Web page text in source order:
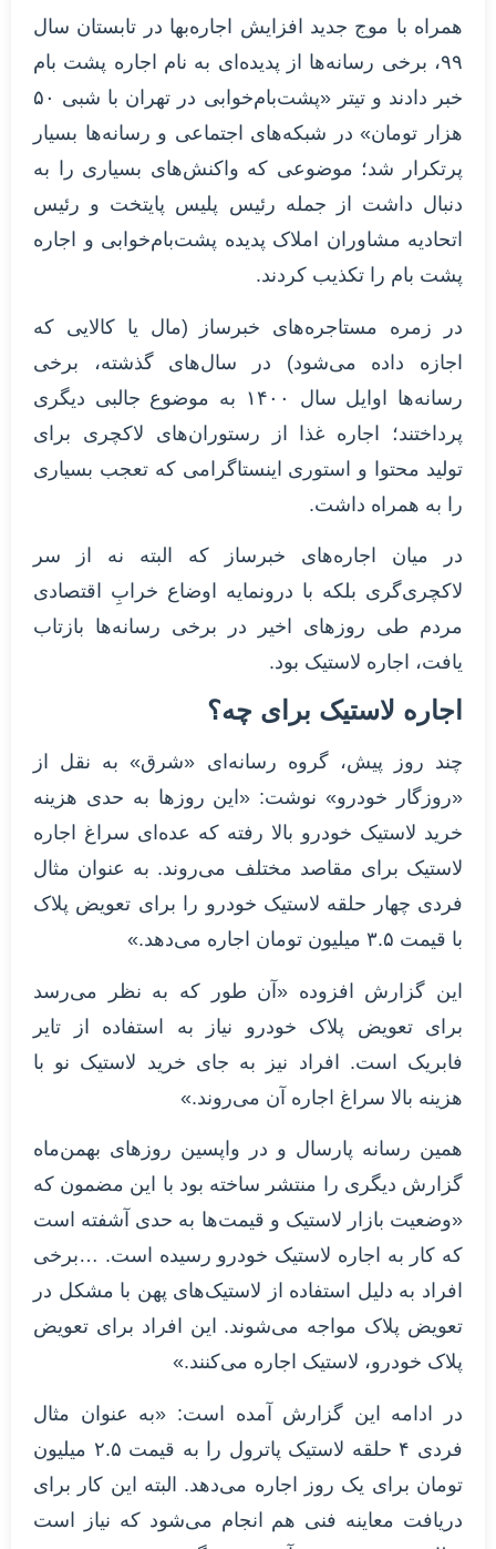
همراه با موج جدید افزایش اجاره‌بها در تابستان سال
۹۹، برخی رسانه‌ها از پدیده‌ای به نام اجاره پشت بام
خبر دادند و تیتر «پشت‌بام‌خوابی در تهران با شبی ۵۰
هزار تومان» در شبکه‌های اجتماعی و رسانه‌ها بسیار
پرتکرار شد؛ موضوعی که واکنش‌های بسیاری را به
دنبال داشت از جمله رئیس پلیس پایتخت و رئیس
اتحادیه مشاوران املاک پدیده پشت‌بام‌خوابی و اجاره
پشت بام را تکذیب کردند.
در زمره مستاجره‌های خبرساز (مال یا کالایی که
اجازه داده می‌شود) در سال‌های گذشته، برخی
رسانه‌ها اوایل سال ۱۴۰۰ به موضوع جالبی دیگری
پرداختند؛ اجاره غذا از رستوران‌های لاکچری برای
تولید محتوا و استوری اینستاگرامی که تعجب بسیاری
را به همراه داشت.
در میان اجاره‌های خبرساز که البته نه از سر
لاکچری‌گری بلکه با درونمایه اوضاع خرابِ اقتصادی
مردم طی روزهای اخیر در برخی رسانه‌ها بازتاب
یافت، اجاره لاستیک بود.
اجاره لاستیک برای چه؟
چند روز پیش، گروه رسانه‌ای «شرق» به نقل از
«روزگار خودرو» نوشت: «این روزها به حدی هزینه
خرید لاستیک خودرو بالا رفته که عده‌ای سراغ اجاره
لاستیک برای مقاصد مختلف می‌روند. به عنوان مثال
فردی چهار حلقه لاستیک خودرو را برای تعویض پلاک
با قیمت ۳.۵ میلیون تومان اجاره می‌دهد.»
این گزارش افزوده «آن طور که به نظر می‌رسد
برای تعویض پلاک خودرو نیاز به استفاده از تایر
فابریک است. افراد نیز به جای خرید لاستیک نو با
هزینه بالا سراغ اجاره آن می‌روند.»
همین رسانه پارسال و در واپسین روزهای بهمن‌ماه
گزارش دیگری را منتشر ساخته بود با این مضمون که
«وضعیت بازار لاستیک و قیمت‌ها به حدی آشفته است
که کار به اجاره لاستیک خودرو رسیده است. …برخی
افراد به دلیل استفاده از لاستیک‌های پهن با مشکل در
تعویض پلاک مواجه می‌شوند. این افراد برای تعویض
پلاک خودرو، لاستیک اجاره می‌کنند.»
در ادامه این گزارش آمده است: «به عنوان مثال
فردی ۴ حلقه لاستیک پاترول را به قیمت ۲.۵ میلیون
تومان برای یک روز اجاره می‌دهد. البته این کار برای
دریافت معاینه فنی هم انجام می‌شود که نیاز است